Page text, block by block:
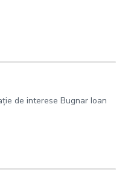
de interese Bugnar Ioan